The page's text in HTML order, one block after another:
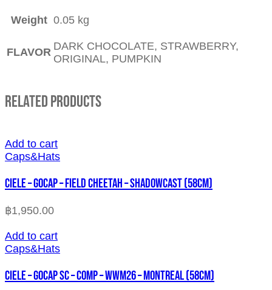
Weight 0.05 kg
FLAVOR DARK CHOCOLATE, STRAWBERRY,
ORIGINAL, PUMPKIN
Related Products
Add to cart
Caps&Hats
CIELE – GOCAP – FIELD CHEETAH – SHADOWCAST (58cm)
฿1,950.00
Add to cart
Caps&Hats
CIELE – GOCAP SC – COMP – WWM26 – MONTREAL (58cm)